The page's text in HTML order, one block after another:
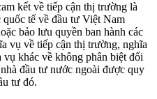
kết về tiếp cận thị trường là
quốc tế về đầu tư Việt Nam
bảo lưu quyền ban hành các
vụ về tiếp cận thị trường, nghĩa
khác về không phân biệt đối
đầu tư nước ngoài được quy
tư đó.